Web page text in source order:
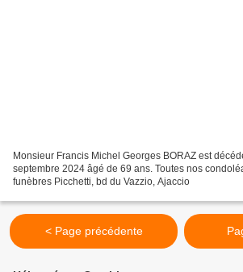
Monsieur Francis Michel Georges BORAZ est
septembre 2024 âgé de 69 ans. Toutes nos
funèbres Picchetti, bd du Vazzio, Ajaccio
< Page précédente